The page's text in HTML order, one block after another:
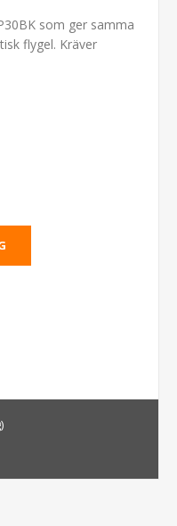
som ger samma
flygel. Kräver